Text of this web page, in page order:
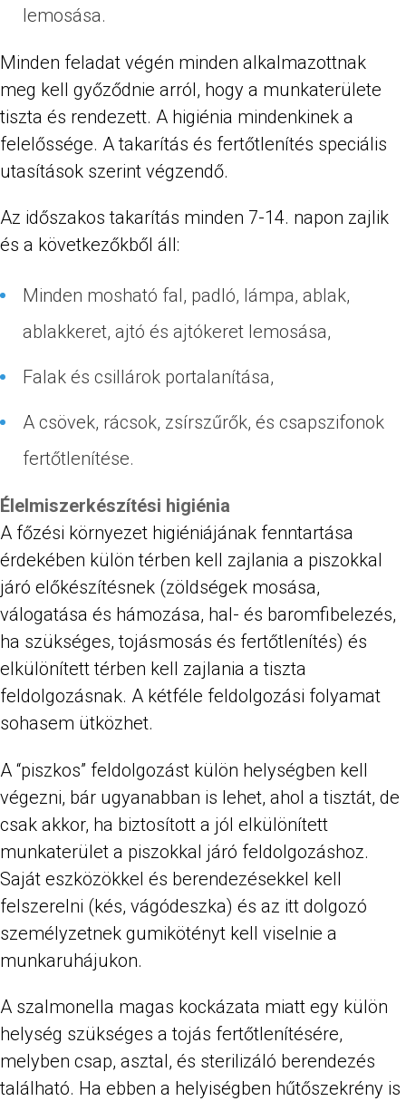
lemosása.
Minden feladat végén minden alkalmazottnak
meg kell győződnie arról, hogy a munkaterülete
tiszta és rendezett. A higiénia mindenkinek a
felelőssége. A takarítás és fertőtlenítés speciális
utasítások szerint végzendő.
Az időszakos takarítás minden 7-14. napon zajlik
és a következőkből áll:
Minden mosható fal, padló, lámpa, ablak,
ablakkeret, ajtó és ajtókeret lemosása,
Falak és csillárok portalanítása,
A csövek, rácsok, zsírszűrők, és csapszifonok
fertőtlenítése.
Élelmiszerkészítési higiénia
A főzési környezet higiéniájának fenntartása
érdekében külön térben kell zajlania a piszokkal
járó előkészítésnek (zöldségek mosása,
válogatása és hámozása, hal- és baromfibelezés,
ha szükséges, tojásmosás és fertőtlenítés) és
elkülönített térben kell zajlania a tiszta
feldolgozásnak. A kétféle feldolgozási folyamat
sohasem ütközhet.
A “piszkos” feldolgozást külön helységben kell
végezni, bár ugyanabban is lehet, ahol a tisztát, de
csak akkor, ha biztosított a jól elkülönített
munkaterület a piszokkal járó feldolgozáshoz.
Saját eszközökkel és berendezésekkel kell
felszerelni (kés, vágódeszka) és az itt dolgozó
személyzetnek gumikötényt kell viselnie a
munkaruhájukon.
A szalmonella magas kockázata miatt egy külön
helység szükséges a tojás fertőtlenítésére,
melyben csap, asztal, és sterilizáló berendezés
található. Ha ebben a helyiségben hűtőszekrény is